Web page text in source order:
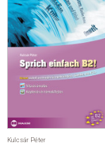
Kulcsár Péter
KÉZISZÓTÁR
EGYÉB SZÓTÁR
NYELVKÖNYV
SEGÍTHETEK?